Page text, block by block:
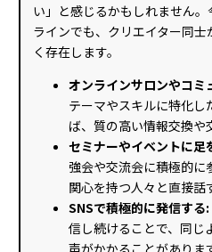
い」と感じるかもしれません
ラインでも、クリエイター同
く存在します。
オンラインサロンやコミ
テーマやスキルに特化し
ば、質の高い情報交換や
セミナーやイベントに足
強会や交流会に積極的に
関心を持つ人々と直接話
SNSで積極的に発信する:
信し続けることで、同じ
声がかかることがありま